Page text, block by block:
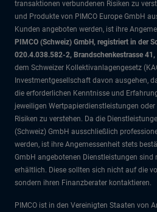
transaktionen verbundenen Risiken zu
und Produkte von PIMCO Europe GmbH
Kunden angeboten werden, ist ihre
PIMCO (Schweiz) GmbH, registriert in der
020.4.038.582-2, Brandschenkestrasse
dem Schweizer Kollektivanlagengesetz
Investmentgesellschaft davon ausgehen,
die erforderlichen Kenntnisse und
jeweiligen Wertpapierdienstleistungen
Risiken zu verstehen. Da die
(Schweiz) GmbH ausschließlich
werden, ist ihre Angemessenheit stets
GmbH angebotenen Dienstleistungen sind
erhältlich. Diese sollten sich nicht auf die
sondern ihren Finanzberater kontaktieren.
PIMCO ist in den Vereinigten Staaten von